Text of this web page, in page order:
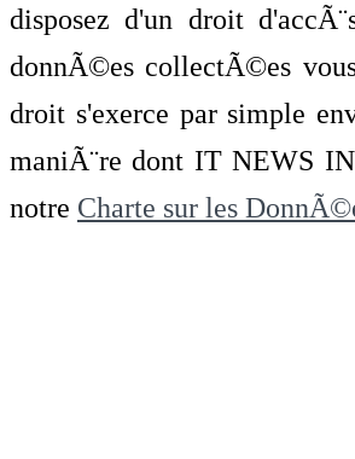
disposez d'un droit
donnÃ©es collectÃ©es
droit s'exerce par simple
maniÃ¨re dont IT NEWS
notre Charte sur les